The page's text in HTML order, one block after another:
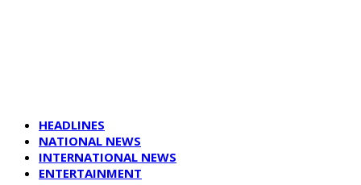
HEADLINES
NATIONAL NEWS
INTERNATIONAL NEWS
ENTERTAINMENT